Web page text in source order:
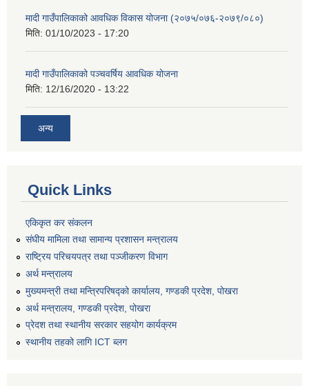
मादी गाउँपालिकाको आवधिक विकास योजना (२०७५/०७६-२०७९/०८०)
मिति: 01/10/2023 - 17:20
मादी गाउँपालिकाको पञ्चवर्षिय आवधिक योजना
मिति: 12/16/2020 - 13:22
अन्य
Quick Links
एकिकृत कर संकलन
संघीय मामिला तथा सामान्य प्रशासन मन्त्रालय
राष्ट्रिय परिचयपत्र तथा पञ्जीकरण विभाग
अर्थ मन्त्रालय
मुख्यमन्त्री तथा मन्त्रिपरिषद्को कार्यालय, गण्डकी प्रदेश, पोखरा
अर्थ मन्त्रालय, गण्डकी प्रदेश, पोखरा
प्रेदश तथा स्थानीय सरकार सहयोग कार्यक्रम
स्थानीय तहको लागि ICT ब्लग